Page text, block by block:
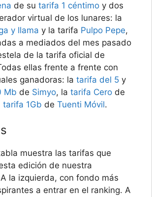
de su tarifa 1 céntimo y dos
virtual de los lunares: la
y llama y la tarifa Pulpo Pepe,
a mediados del mes pasado
de la tarifa oficial de
ellas frente a frente con
ganadoras: la tarifa del 5 y
Mb de Simyo, la tarifa Cero de
tarifa 1Gb de Tuenti Móvil.
muestra las tarifas que
edición de nuestra
la izquierda, con fondo más
a entrar en el ranking. A